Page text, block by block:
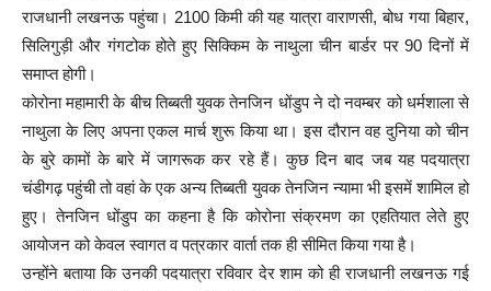
राजधानी लखनऊ पहुंचा। 2100 किमी की यह यात्रा वाराणसी, बोध गया बिहार,
सिलिगुड़ी और गंगटोक होते हुए सिक्किम के नाथुला चीन बार्डर पर 90 दिनों में
समाप्त होगी।
कोरोना महामारी के बीच तिब्बती युवक तेनजिन धोंडुप ने दो नवम्बर को धर्मशाला से
नाथुला के लिए अपना एकल मार्च शुरू किया था। इस दौरान वह दुनिया को चीन
के बुरे कामों के बारे में जागरूक कर रहे हैं। कुछ दिन बाद जब यह पदयात्रा
चंडीगढ़ पहुंची तो वहां के एक अन्य तिब्बती युवक तेनजिन न्यामा भी इसमें शामिल हो
हुए। तेनजिन धोंडुप का कहना है कि कोरोना संक्रमण का एहतियात लेते हुए
आयोजन को केवल स्वागत व पत्रकार वार्ता तक ही सीमित किया गया है।
उन्होंने बताया कि उनकी पदयात्रा रविवार देर शाम को ही राजधानी लखनऊ गई